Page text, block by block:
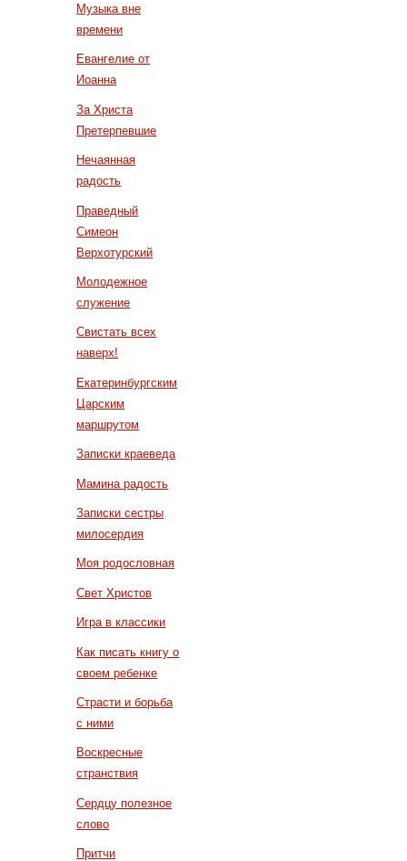
Музыка вне
времени
Евангелие от
Иоанна
За Христа
Претерпевшие
Нечаянная
радость
Праведный
Симеон
Верхотурский
Молодежное
служение
Свистать всех
наверх!
Екатеринбургским
Царским
маршрутом
Записки краеведа
Мамина радость
Записки сестры
милосердия
Моя родословная
Свет Христов
Игра в классики
Как писать книгу о
своем ребенке
Страсти и борьба
с ними
Воскресные
странствия
Сердцу полезное
слово
Притчи